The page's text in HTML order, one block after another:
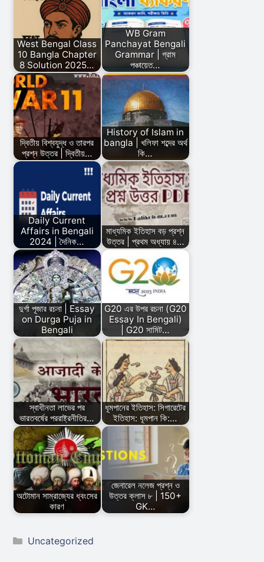
West Bengal Class
10 Bangla Chapter
8 Solution 2025…
WB Gram
Panchayat Bengali
Grammar | গ্রাম
পঞ্চায়েত…
দ্বিতীয় বিশ্বযুদ্ধ ও তারপর
প্রশ্ন উত্তর | দ্বিতীয়…
History of Islam in
bangla | খলিফা শব্দের অর্থ
কি…
Daily Current
Affairs in Bengali
2024 | দৈনিক…
মাধ্যমিক ইতিহাস বড় প্রশ্ন
উত্তর | প্রথম অধ্যায় ৪…
দুর্গা পূজার রচনা | Essay
on Durga Puja in
Bengali
G20 এর উপর রচনা (G20
Essay In Bengali)
| G20 সামিট…
স্বাধীনতা লাভের পর
ভারতবর্ষের পররাষ্ট্রনীতির…
ধূমপানের ইতিহাস: সিগারেটের
ইতিহাস: ধূমপান কি:…
অটোমান সাম্রাজ্যের ধ্বংসের
কারণ
জেনারেল নলেজ প্রশ্ন ও
উত্তর ক্লাস ৮ | 150+
GK…
Categories
Uncategorized